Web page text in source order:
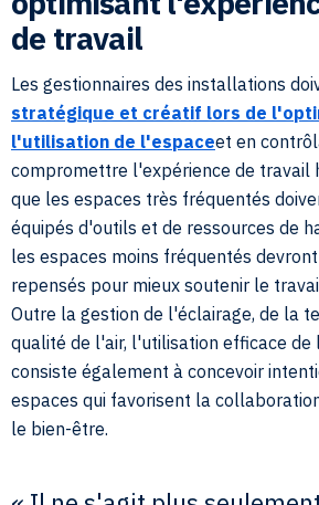
de travail
Les gestionnaires des installations
stratégique et créatif lors de
l'utilisation de l'espaceet en
compromettre l'expérience de travail
que les espaces très fréquentés
équipés d'outils et de ressources de
les espaces moins fréquentés
repensés pour mieux soutenir le
Outre la gestion de l'éclairage, de la
qualité de l'air, l'utilisation efficace de
consiste également à concevoir
espaces qui favorisent la
le bien-être.